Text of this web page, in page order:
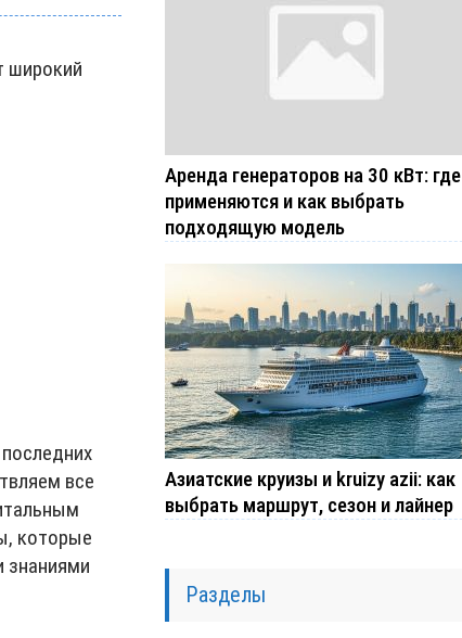
широкий
все
которые
знаниями
Аренда генераторов на 30 кВт: где
применяются и как выбрать
подходящую модель
Азиатские круизы и kruizy azii: как
выбрать маршрут, сезон и лайнер
Разделы